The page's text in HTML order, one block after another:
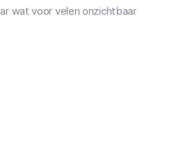
wat voor velen onzichtbaar